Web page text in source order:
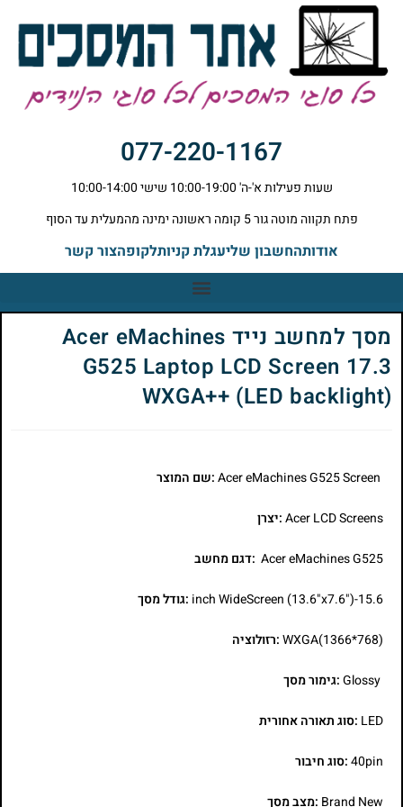
077-220-1167
שעות פעילות א'-ה' 10:00-19:00 שישי 10:00-14:00
פתח תקווה מוטה גור 5 קומה ראשונה ימינה מהמעלית עד הסוף
אודותהחשבון שליעגלת קניותלקופהצור קשר
מסך למחשב נייד Acer eMachines
G525 Laptop LCD Screen 17.3
WXGA++ (LED backlight)
:שם המוצר
Acer LCD Screens:יצרן
Acer eMachines G525 :דגם מחשב
15.6-inch WideScreen (13.6"x7.6") :גודל מסך
WXGA(1366*768):רזולוציה
Glossy:גימור מסך
LED :סוג תאורה אחורית
40pin:סוג חיבור
Brand New :מצב מסך